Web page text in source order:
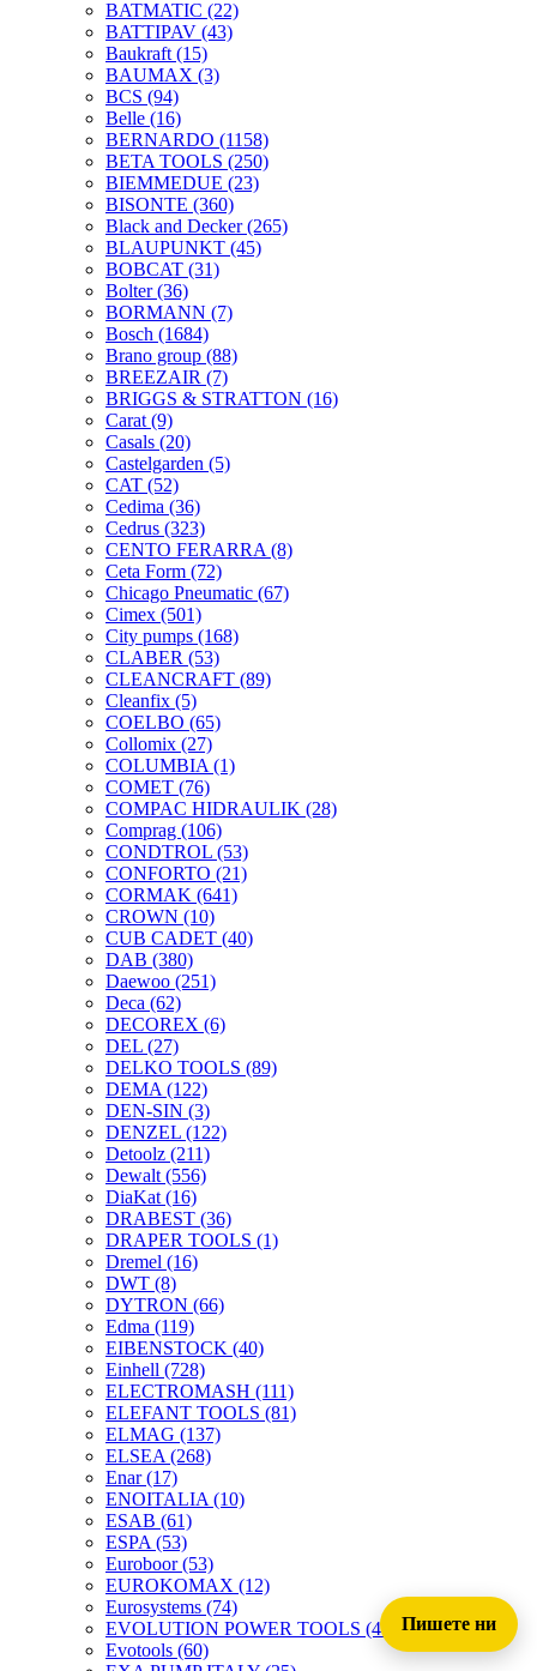
BATMATIC (22)
BATTIPAV (43)
Baukraft (15)
BAUMAX (3)
BCS (94)
Belle (16)
BERNARDO (1158)
BETA TOOLS (250)
BIEMMEDUE (23)
BISONTE (360)
Black and Decker(265)
BLAUPUNKT (45)
BOBCAT (31)
Bolter(36)
BORMANN (7)
Bosch (1684)
Brano group (88)
BREEZAIR (7)
BRIGGS & STRATTON (16)
Carat (9)
Casals (20)
Castelgarden (5)
CAT (52)
Cedima (36)
Cedrus (323)
CENTO FERARRA (8)
Ceta Form (72)
Chicago Pneumatic (67)
Cimex (501)
City pumps (168)
CLABER (53)
CLEANCRAFT (89)
Cleanfix (5)
COELBO (65)
Collomix (27)
COLUMBIA (1)
COMET (76)
COMPAC HIDRAULIK (28)
Comprag (106)
CONDTROL (53)
CONFORTO (21)
CORMAK (641)
CROWN (10)
CUB CADET (40)
DAB (380)
Daewoo (251)
Deca (62)
DECOREX (6)
DEL (27)
DELKO TOOLS (89)
DEMA (122)
DEN-SIN (3)
DENZEL (122)
Detoolz (211)
Dewalt (556)
DiaKat (16)
DRABEST (36)
DRAPER TOOLS (1)
Dremel (16)
DWT (8)
DYTRON (66)
Edma (119)
EIBENSTOCK (40)
Einhell (728)
ELECTROMASH (111)
ELEFANT TOOLS (81)
ELMAG (137)
ELSEA (268)
Enar(17)
ENOITALIA (10)
ESAB (61)
ESPA (53)
Euroboor(53)
EUROKOMAX (12)
Eurosystems (74)
EVOLUTION POWER TOOLS (45)
Evotools (60)
Пишете ни